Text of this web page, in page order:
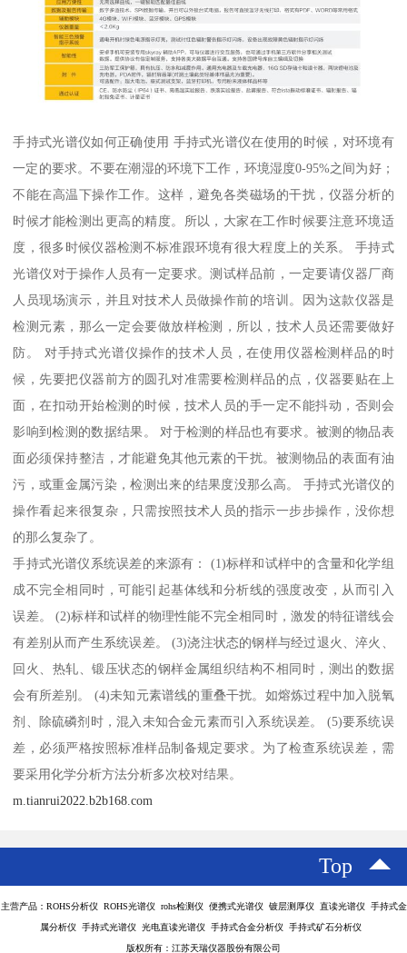
手持式光谱仪如何正确使用 手持式光谱仪在使用的时候，对环境有
一定的要求。不要在潮湿的环境下工作，环境湿度0-95%之间为好；
不能在高温下操作工作。这样，避免各类磁场的干扰，仪器分析的
时候才能检测出更高的精度。所以，大家在工作时候要注意环境适
度，很多时候仪器检测不标准跟环境有很大程度上的关系。 手持式
光谱仪对于操作人员有一定要求。测试样品前，一定要请仪器厂商
人员现场演示，并且对技术人员做操作前的培训。因为这款仪器是
检测元素，那么一定会要做放样检测，所以，技术人员还需要做好
防。 对手持式光谱仪操作的技术人员，在使用仪器检测样品的时
候，先要把仪器前方的圆孔对准需要检测样品的点，仪器要贴在上
面，在扣动开始检测的时候，技术人员的手一定不能抖动，否则会
影响到检测的数据结果。 对于检测的样品也有要求。被测的物品表
面必须保持整洁，才能避免其他元素的干扰。被测物品的表面有油
污，或重金属污染，检测出来的结果度没那么高。 手持式光谱仪的
操作看起来很复杂，只需按照技术人员的指示一步步操作，没你想
的那么复杂了。
手持式光谱仪系统误差的来源有： (1)标样和试样中的含量和化学组
成不完全相同时，可能引起基体线和分析线的强度改变，从而引入
误差。 (2)标样和试样的物理性能不完全相同时，激发的特征谱线会
有差别从而产生系统误差。 (3)浇注状态的钢样与经过退火、淬火、
回火、热轧、锻压状态的钢样金属组织结构不相同时，测出的数据
会有所差别。 (4)未知元素谱线的重叠干扰。如熔炼过程中加入脱氧
剂、除硫磷剂时，混入未知合金元素而引入系统误差。 (5)要系统误
差，必须严格按照标准样品制备规定要求。为了检查系统误差，需
要采用化学分析方法分析多次校对结果。
m.tianrui2022.b2b168.com
Top
主营产品：ROHS分析仪 ROHS光谱仪 rohs检测仪 便携式光谱仪 镀层测厚仪 直读光谱仪 手持式金
属分析仪 手持式光谱仪 光电直读光谱仪 手持式合金分析仪 手持式矿石分析仪
版权所有：江苏天瑞仪器股份有限公司